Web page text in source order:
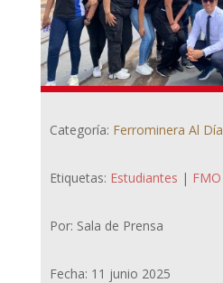
Categoría: Ferrominera Al Día
Etiquetas: Estudiantes | FMO
Por: Sala de Prensa
Fecha: 11 junio 2025